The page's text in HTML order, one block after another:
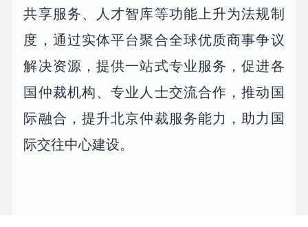
共享服务、人才智库等功能上升为法规制
度，通过实体平台聚合全球优质商事争议
解决资源，提供一站式专业服务，促进各
国仲裁机构、专业人士交流合作，推动国
际融合，提升北京仲裁服务能力，助力国
际交往中心建设。